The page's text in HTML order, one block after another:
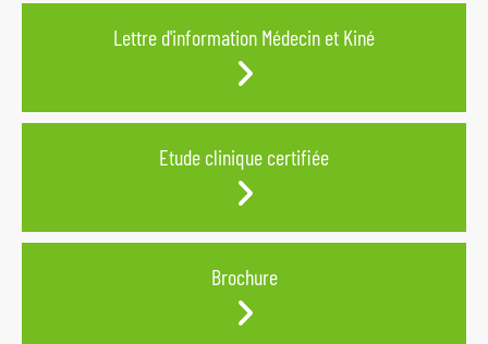
Lettre d'information Médecin et Kiné
Etude clinique certifiée
Brochure